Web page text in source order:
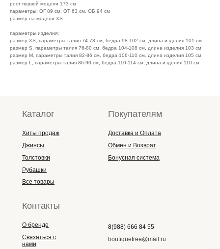
рост первой модели 173 см
параметры: ОГ 89 см, ОТ 63 см, ОБ 94 см
размер на модели XS
параметры изделия:
размер XS, параметры талия 74-78 см, бедра 98-102 см, длина изделия 101 см
размер S, параметры талия 76-80 см, бедра 104-108 см, длина изделия 103 см
размер M, параметры талия 82-86 см, бедра 106-110 см, длина изделия 105 см
размер L, параметры талия 86-90 см, бедра 110-114 см, длина изделия 110 см
8(988) 666 84 55
boutiquetree@mail.ru
Каталог
Хиты продаж
Джинсы
Толстовки
Рубашки
Все товары
Доставка и Оплата
Обмен и Возврат
Бонусная система
О бренде
Связаться с
нами
Покупателям
Контакты